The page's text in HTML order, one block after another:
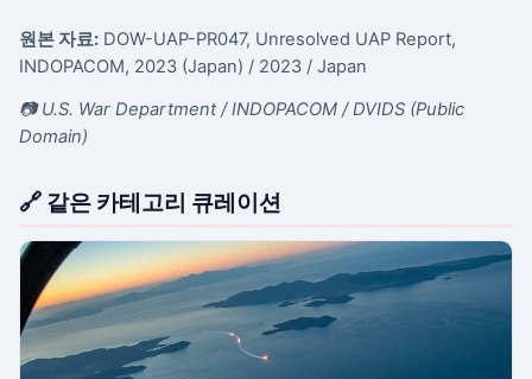
원본 자료: DOW-UAP-PR047, Unresolved UAP Report,
INDOPACOM, 2023 (Japan) / 2023 / Japan
📷 U.S. War Department / INDOPACOM / DVIDS (Public
Domain)
🔗 같은 카테고리 큐레이션